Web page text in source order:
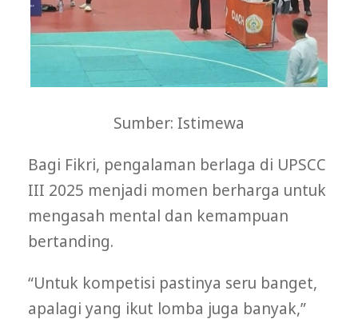
Sumber: Istimewa
Bagi Fikri, pengalaman berlaga di UPSCC
III 2025 menjadi momen berharga untuk
mengasah mental dan kemampuan
bertanding.
“Untuk kompetisi pastinya seru banget,
apalagi yang ikut lomba juga banyak,”